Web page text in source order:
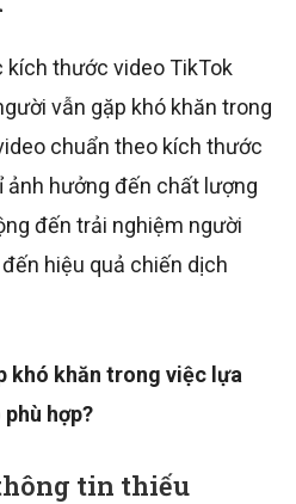
kích thước video TikTok
vẫn gặp khó khăn trong
chuẩn theo kích thước
ảnh hưởng đến chất lượng
đến trải nghiệm người
hiệu quả chiến dịch
khó khăn trong việc lựa
hợp?
tin thiếu